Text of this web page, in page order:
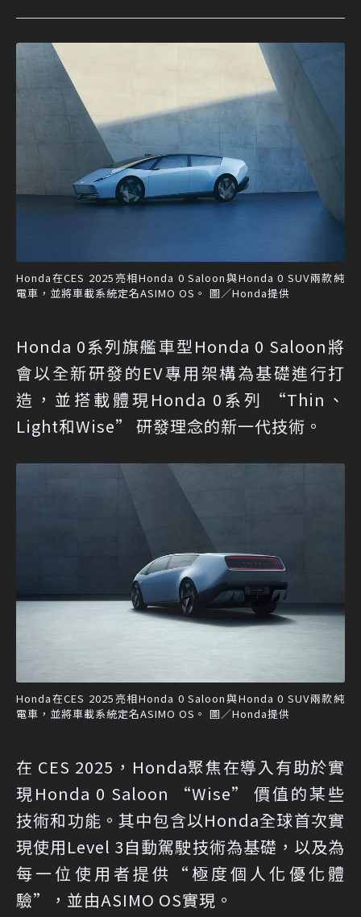
Honda在CES 2025亮相Honda 0 Saloon與Honda 0 SUV兩款純
電車，並將車載系統定名ASIMO OS。 圖／Honda提供
Honda 0系列旗艦車型Honda 0 Saloon將
會以全新研發的EV專用架構為基礎進行打
造，並搭載體現Honda 0系列 “Thin、
Light和Wise” 研發理念的新一代技術。
Honda在CES 2025亮相Honda 0 Saloon與Honda 0 SUV兩款純
電車，並將車載系統定名ASIMO OS。 圖／Honda提供
在 CES 2025，Honda聚焦在導入有助於實
現Honda 0 Saloon “Wise” 價值的某些
技術和功能。其中包含以Honda全球首次實
現使用Level 3自動駕駛技術為基礎，以及為
每一位使用者提供“極度個人化優化體
驗”，並由ASIMO OS實現。